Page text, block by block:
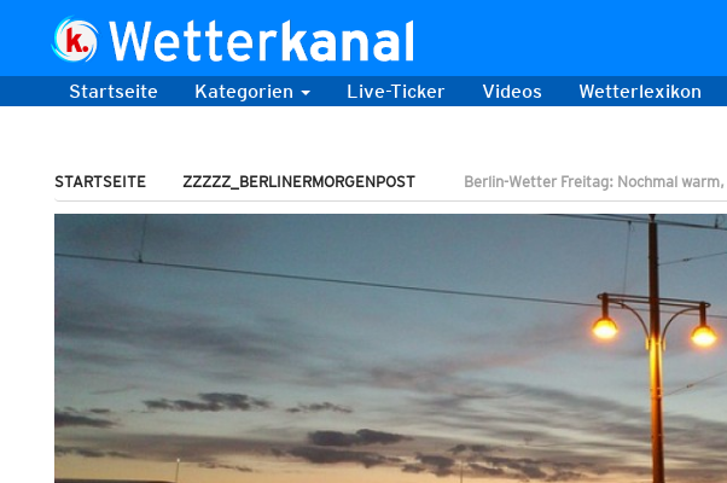
Startseite Kategorien Live-Ticker Videos Wetterlexikon
STARTSEITE ZZZZZ_BERLINERMORGENPOST Berlin-Wetter Freitag: Nochmal